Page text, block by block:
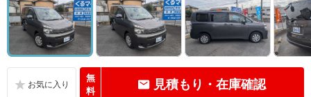
無
料
見積もり・在庫確認